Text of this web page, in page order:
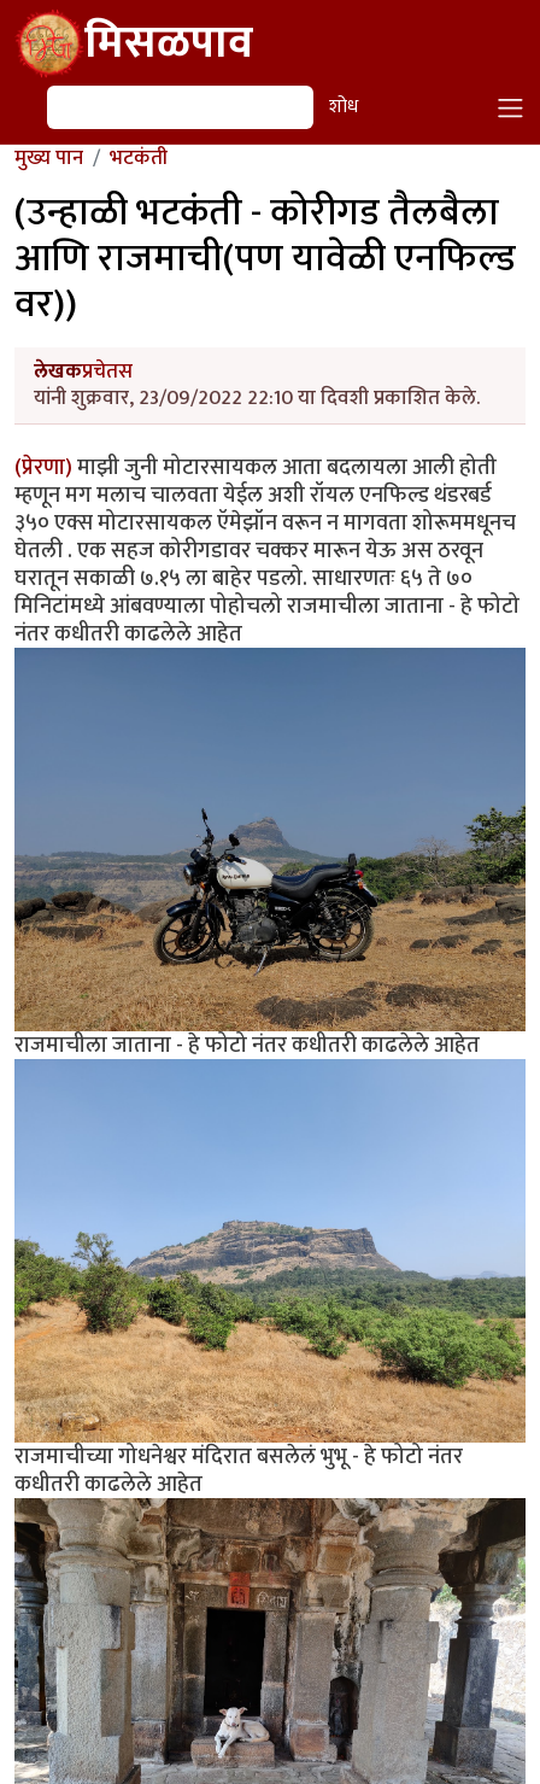
Skip to main contentमिसळपाव
शोध शोध
मुख्य पान भटकंती
(उन्हाळी भटकंती - कोरीगड तैलबैला
आणि राजमाची(पण यावेळी एनफिल्ड
वर))
लेखकप्रचेतस
यांनी शुक्रवार, 23/09/2022 22:10 या दिवशी प्रकाशित केले.
(प्रेरणा)माझी जुनी मोटारसायकल आता बदलायला आली होती
म्हणून मग मलाच चालवता येईल अशी रॉयल एनफिल्ड थंडरबर्ड
३५० एक्स मोटारसायकल ऍमेझॉन वरून न मागवता शोरूममधूनच
घेतली . एक सहज कोरीगडावर चक्कर मारून येऊ अस ठरवून
घरातून सकाळी ७.१५ ला बाहेर पडलो. साधारणतः ६५ ते ७०
मिनिटांमध्ये आंबवण्याला पोहोचलो राजमाचीला जाताना - हे फोटो
नंतर कधीतरी काढलेले आहेत
राजमाचीला जाताना - हे फोटो नंतर कधीतरी काढलेले आहेत
राजमाचीच्या गोधनेश्वर मंदिरात बसलेलं भुभू - हे फोटो नंतर
कधीतरी काढलेले आहेत